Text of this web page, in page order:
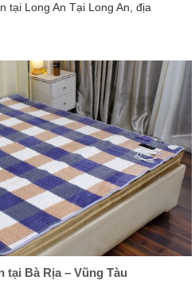
tại Long An Tại Long An, địa
tại Bà Rịa – Vũng Tàu